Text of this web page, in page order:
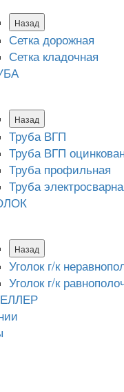
Назад
Сетка дорожная
Сетка кладочная
Назад
Труба ВГП
Труба ВГП
Труба профильная
Труба
Назад
Уголок г/к
Уголок г/к